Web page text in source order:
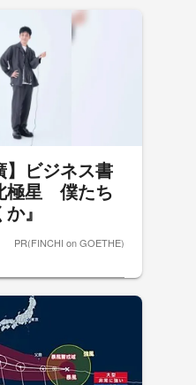
】ビジネス書
極星 僕たち
』
PR(FINCHI on GOETHE)